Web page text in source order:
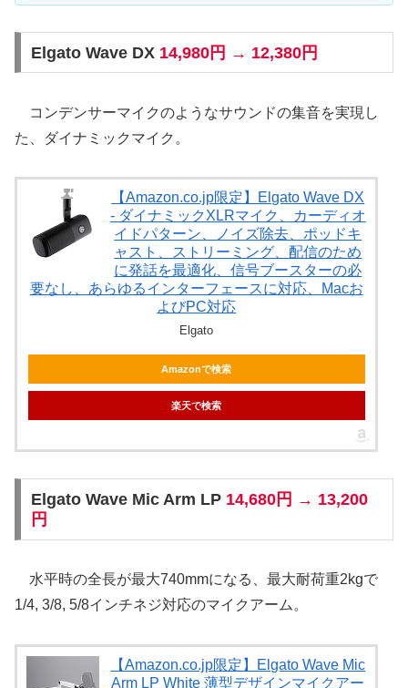
Elgato Wave DX 14,980円 → 12,380円
コンデンサーマイクのようなサウンドの集音を実現し
た、ダイナミックマイク。
【Amazon.co.jp限定】Elgato Wave DX
- ダイナミックXLRマイク、カーディオ
イドパターン、ノイズ除去、ポッドキ
ャスト、ストリーミング、配信のため
に発話を最適化、信号ブースターの必
要なし、あらゆるインターフェースに対応、Macお
よびPC対応
Elgato
Amazonで検索
楽天で検索
Elgato Wave Mic Arm LP 14,680円 → 13,200
円
水平時の全長が最大740mmになる、最大耐荷重2kgで
1/4, 3/8, 5/8インチネジ対応のマイクアーム。
【Amazon.co.jp限定】Elgato Wave Mic
Arm LP White 薄型デザインマイクアー